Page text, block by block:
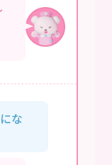
な